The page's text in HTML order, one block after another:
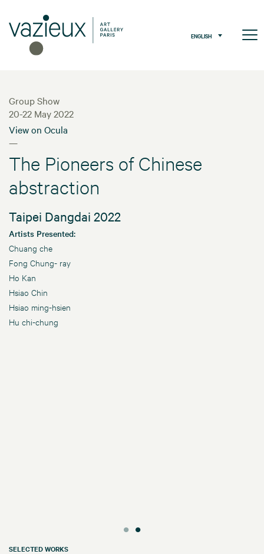
ENGLISH
Group Show
20-22 May 2022
View on Ocula
—
The Pioneers of Chinese
abstraction
Taipei Dangdai 2022
Artists Presented:
Chuang che
Fong Chung- ray
Ho Kan
Hsiao Chin
Hsiao ming-hsien
Hu chi-chung
SELECTED WORKS